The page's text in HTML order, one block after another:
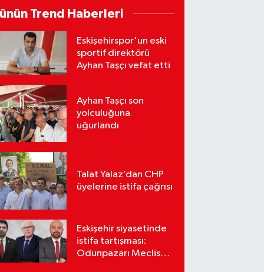
Trend Haberleri
Eskişehirspor'un eski
sportif direktörü
Ayhan Taşçı vefat etti
Ayhan Taşçı son
yolculuğuna
uğurlandı
Talat Yalaz’dan CHP
üyelerine istifa çağrısı
Eskişehir siyasetinde
istifa tartışması:
Odunpazarı Meclis